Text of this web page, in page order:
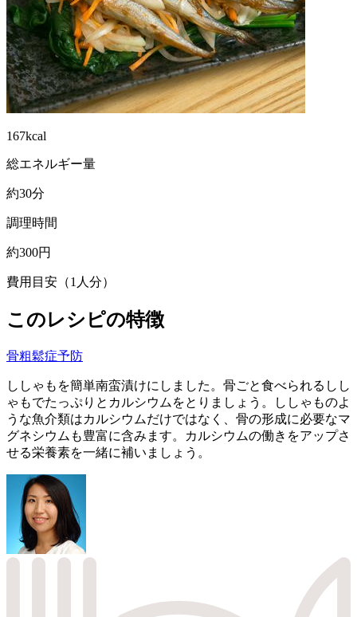
167kcal
総エネルギー量
約30分
調理時間
約300円
費用目安（1人分）
このレシピの特徴
骨粗鬆症予防
ししゃもを簡単南蛮漬けにしました。骨ごと食べられるしし
ゃもでたっぷりとカルシウムをとりましょう。ししゃものよ
うな魚介類はカルシウムだけではなく、骨の形成に必要なマ
グネシウムも豊富に含みます。カルシウムの働きをアップさ
せる栄養素を一緒に補いましょう。